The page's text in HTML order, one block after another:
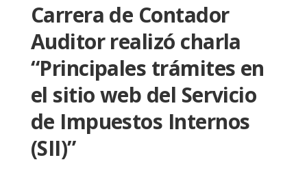
Carrera de Contador
Auditor realizó charla
“Principales trámites en
el sitio web del Servicio
de Impuestos Internos
(SII)”